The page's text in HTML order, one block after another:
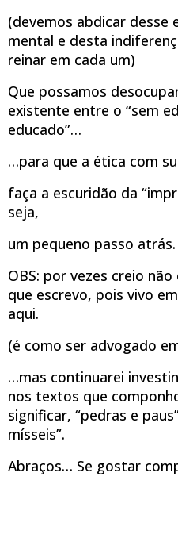
(devemos abdicar desse
mental e desta
reinar em cada um)
Que possamos
existente entre o “sem
educado”…
…para que a ética com
faça a escuridão da
seja,
um pequeno passo atrás.
OBS: por vezes creio
que escrevo, pois vivo
aqui.
(é como ser advogado
…mas continuarei
nos textos que
significar, “pedras e
mísseis”.
Abraços… Se gostar